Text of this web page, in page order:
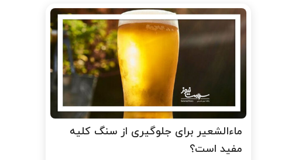
ماءالشعیر برای جلوگیری از سنگ کلیه
مفید است؟